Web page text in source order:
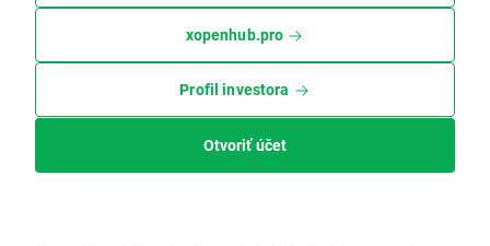
xopenhub.pro
Profil investora
Otvoriť účet